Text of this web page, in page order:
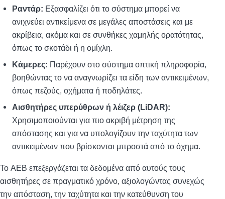
Ραντάρ: Εξασφαλίζει ότι το σύστημα μπορεί να
ανιχνεύει αντικείμενα σε μεγάλες αποστάσεις και με
ακρίβεια, ακόμα και σε συνθήκες χαμηλής ορατότητας,
όπως το σκοτάδι ή η ομίχλη.
Κάμερες: Παρέχουν στο σύστημα οπτική πληροφορία,
βοηθώντας το να αναγνωρίζει τα είδη των αντικειμένων,
όπως πεζούς, οχήματα ή ποδηλάτες.
Αισθητήρες υπερύθρων ή λέιζερ (LiDAR):
Χρησιμοποιούνται για πιο ακριβή μέτρηση της
απόστασης και για να υπολογίζουν την ταχύτητα των
αντικειμένων που βρίσκονται μπροστά από το όχημα.
Το AEB επεξεργάζεται τα δεδομένα από αυτούς τους
αισθητήρες σε πραγματικό χρόνο, αξιολογώντας συνεχώς
την απόσταση, την ταχύτητα και την κατεύθυνση του